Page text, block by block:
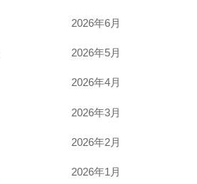
2026年6月
2026年5月
2026年4月
2026年3月
2026年2月
2026年1月